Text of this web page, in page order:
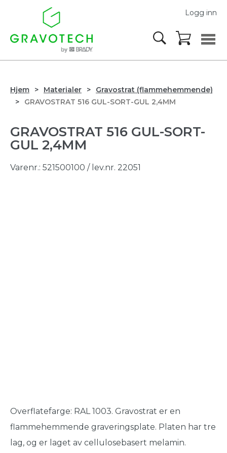
Logg inn
Hjem Materialer
Gravostrat (flammehemmende)
GRAVOSTRAT 516 GUL-SORT-GUL 2,4MM
GRAVOSTRAT 516 GUL-SORT-
GUL 2,4MM
Varenr.: 521500100 / lev.nr. 22051
Overflatefarge: RAL 1003. Gravostrat er en
flammehemmende graveringsplate. Platen har tre
lag, og er laget av cellulosebasert melamin.